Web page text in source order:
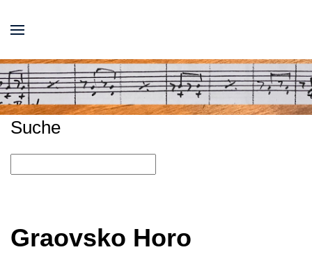
Suche
Graovsko Horo